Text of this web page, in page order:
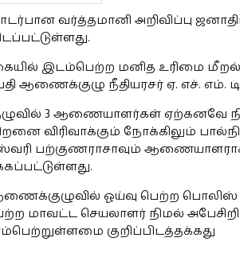
வர்த்தமானி அறிவிப்பு
இடம்பெற்ற மனித உரிமை
ஆணைக்குழு நீதியரசர் ஏ. எச். எம்.
3 ஆணையாளர்கள் ஏற்கனவே
விரிவாக்கும் நோக்கிலும்
பற்குணராசாவும் ஆணையாளராக
ஓய்வு பெற்ற பொலிஸ்
மாவட்ட செயலாளர் நிமல்
குறிப்பிடத்தக்கது